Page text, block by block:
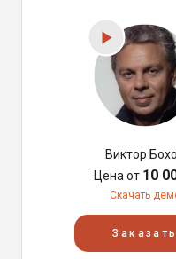
Виктор
Цена от 10
Скачать
Заказать